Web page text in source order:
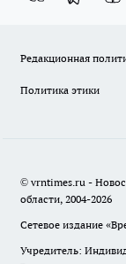
Редакционная
Политика этики
© vrntimes.ru -
области, 2004-2026
Сетевое издание
Учредитель: